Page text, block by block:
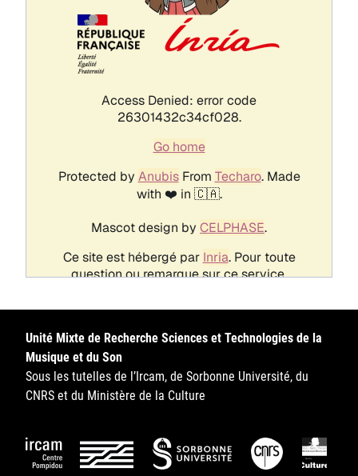
Unité Mixte de Recherche Sciences et Technologies de la
Musique et du Son
Sous les tutelles de l’Ircam, de Sorbonne Université, du
CNRS et du Ministère de la Culture